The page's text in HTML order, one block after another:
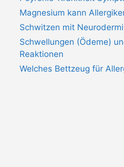
Magnesium kann
Schwitzen mit
Schwellungen (Ödeme)
Reaktionen
Welches Bettzeug für